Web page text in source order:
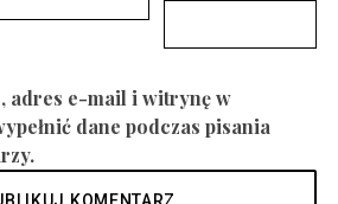
adres e-mail i witrynę w
dane podczas pisania